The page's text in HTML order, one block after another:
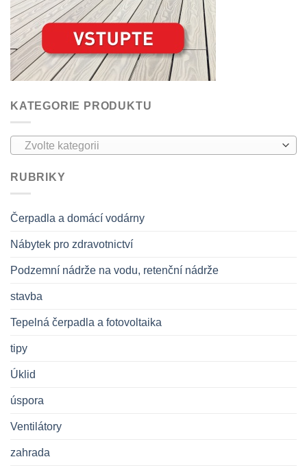
KATEGORIE PRODUKTU
Zvolte kategorii
RUBRIKY
Čerpadla a domácí vodárny
Nábytek pro zdravotnictví
Podzemní nádrže na vodu, retenční nádrže
stavba
Tepelná čerpadla a fotovoltaika
tipy
Úklid
úspora
Ventilátory
zahrada